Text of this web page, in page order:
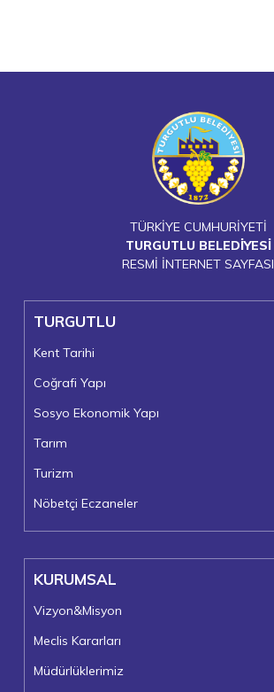
TÜRKİYE CUMHURİYETİ
TURGUTLU BELEDİYESİ
RESMİ İNTERNET SAYFASI
TURGUTLU
Kent Tarihi
Coğrafi Yapı
Sosyo Ekonomik Yapı
Tarım
Turizm
Nöbetçi Eczaneler
KURUMSAL
Vizyon&Misyon
Meclis Kararları
Müdürlüklerimiz